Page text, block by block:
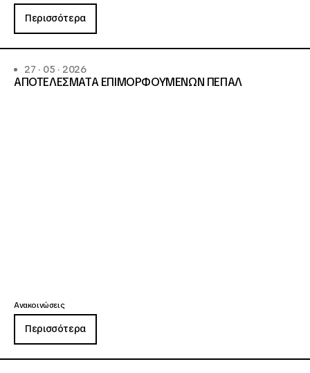
Περισσότερα
27 · 05 · 2026
ΑΠΟΤΕΛΕΣΜΑΤΑ ΕΠΙΜΟΡΦΟΥΜΕΝΩΝ ΠΕΠΑΛ
Ανακοινώσεις
Περισσότερα